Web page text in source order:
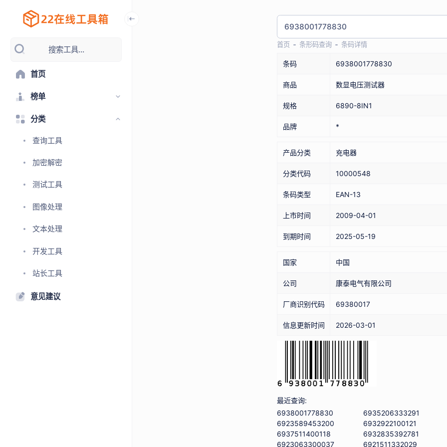
搜索工具...
首页
榜单
分类
查询工具
加密解密
测试工具
图像处理
文本处理
开发工具
站长工具
意见建议
首页 条形码查询 条码详情
条码 6938001778830
商品 数显电压测试器
规格 6890-8IN1
品牌 *
产品分类 充电器
分类代码 10000548
条码类型 EAN-13
上市时间 2009-04-01
到期时间 2025-05-19
国家 中国
公司 康泰电气有限公司
厂商识别代码 69380017
信息更新时间 2026-03-01
最近查询:
6938001778830
6935206333291
6923589453200
6932922100121
6937511400118
6932835392781
6923063300037
6921511332029